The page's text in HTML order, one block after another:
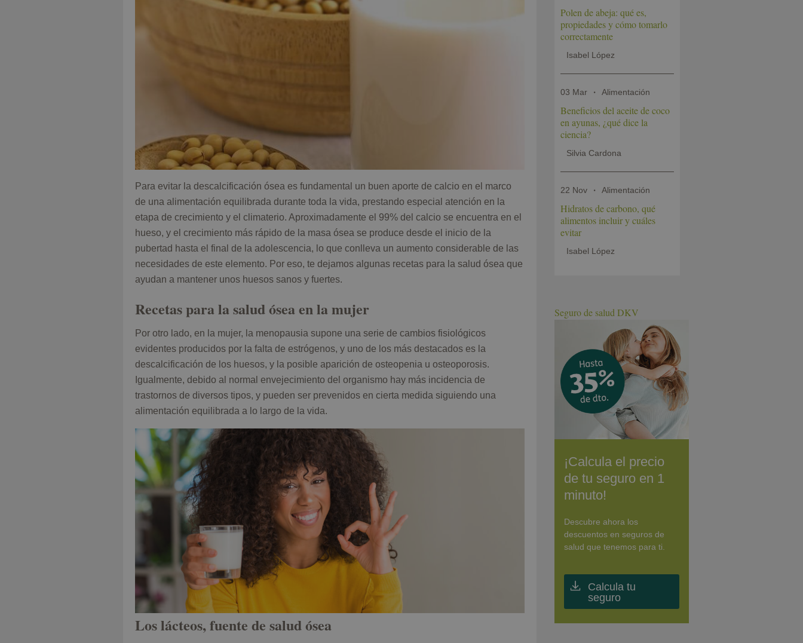
Para evitar la descalcificación ósea es fundamental un buen aporte de calcio en el marco
de una alimentación equilibrada durante toda la vida, prestando especial atención en la
etapa de crecimiento y el climaterio. Aproximadamente el 99% del calcio se encuentra en el
hueso, y el crecimiento más rápido de la masa ósea se produce desde el inicio de la
pubertad hasta el final de la adolescencia, lo que conlleva un aumento considerable de las
necesidades de este elemento. Por eso, te dejamos algunas recetas para la salud ósea que
ayudan a mantener unos huesos sanos y fuertes.
Recetas para la salud ósea en la mujer
Por otro lado, en la mujer, la menopausia supone una serie de cambios fisiológicos
evidentes producidos por la falta de estrógenos, y uno de los más destacados es la
descalcificación de los huesos, y la posible aparición de osteopenia u osteoporosis.
Igualmente, debido al normal envejecimiento del organismo hay más incidencia de
trastornos de diversos tipos, y pueden ser prevenidos en cierta medida siguiendo una
alimentación equilibrada a lo largo de la vida.
Los lácteos, fuente de salud ósea
Polen de abeja: qué es,
propiedades y cómo tomarlo
correctamente
Isabel López
03 Mar Alimentación
Beneficios del aceite de coco
en ayunas, ¿qué dice la
ciencia?
Silvia Cardona
22 Nov Alimentación
Hidratos de carbono, qué
alimentos incluir y cuáles
evitar
Isabel López
Seguro de salud DKV
¡Calcula el precio
de tu seguro en 1
minuto!
Descubre ahora los
descuentos en seguros de
salud que tenemos para ti.
Calcula tu
seguro